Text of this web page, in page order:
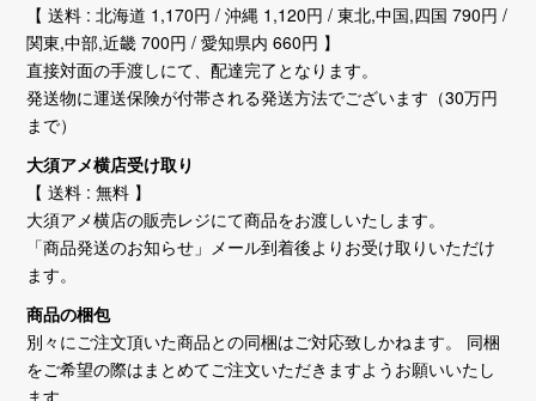
【 送料 : 北海道 1,170円 / 沖縄 1,120円 / 東北,中国,四国 790円 /
関東,中部,近畿 700円 / 愛知県内 660円 】
直接対面の手渡しにて、配達完了となります。
発送物に運送保険が付帯される発送方法でございます（30万円
まで）
大須アメ横店受け取り
【 送料 : 無料 】
大須アメ横店の販売レジにて商品をお渡しいたします。
「商品発送のお知らせ」メール到着後よりお受け取りいただけ
ます。
商品の梱包
別々にご注文頂いた商品との同梱はご対応致しかねます。 同梱
をご希望の際はまとめてご注文いただきますようお願いいたし
ます。